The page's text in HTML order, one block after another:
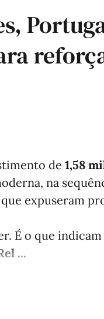
de 1,58
na
expuseram
É o que indicam
...